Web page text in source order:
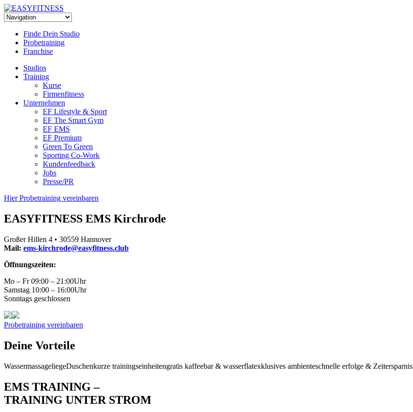
Skip
to
Finde Dein Studio
Probetraining
Franchise
Studios
Training
Kurse
Firmenfitness
Unternehmen
EF Lifestyle & Sport
EF The Smart Gym
EF EMS
EF Premium
Green To Green
Sporting Co-Work
Kundenfeedback
Jobs
Presse/PR
Hier Probetraining vereinbaren
EASYFITNESS EMS Kirchrode
Großer Hillen 4 • 30559 Hannover
Mail: ems-kirchrode@easyfitness.club
Öffnungszeiten:
Mo – Fr 09:00 – 21:00Uhr
Samstag 10:00 – 16:00Uhr
Sonntags geschlossen
Probetraining vereinbaren
Deine Vorteile
WassermassageliegeDuschenkurze trainingseinheitengratis kaffeebar & wasserflatexklusives ambienteschnelle erfolge & Zeitersparnis
EMS TRAINING –
TRAINING UNTER STROM